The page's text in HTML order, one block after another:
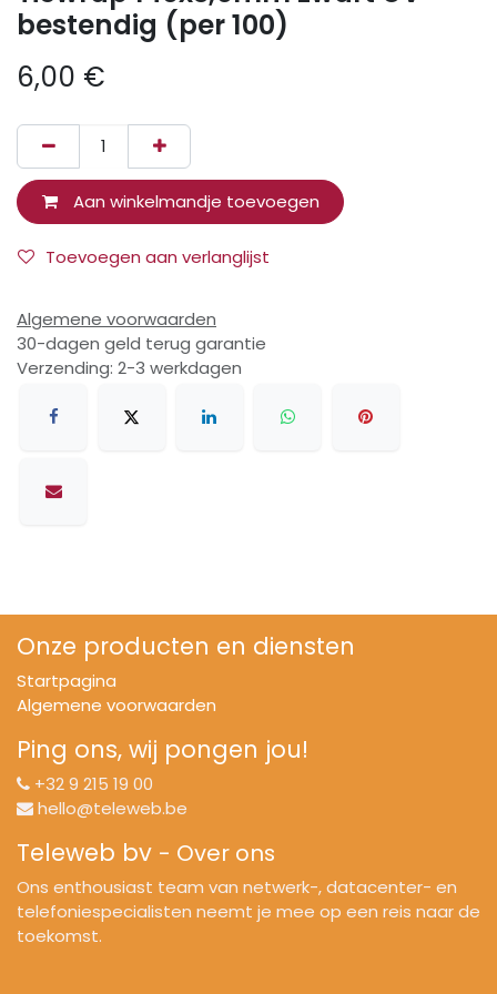
bestendig (per 100)
6,00 €
Aan winkelmandje toevoegen
Toevoegen aan verlanglijst
Algemene voorwaarden
30-dagen geld terug garantie
Verzending: 2-3 werkdagen
Onze producten en diensten
Startpagina
Algemene voorwaarden
Ping ons, wij pongen jou!
+32 9 215 19 00
hello@teleweb.be
Teleweb bv - Over ons
Ons enthousiast team van netwerk-, datacenter- en
telefoniespecialisten neemt je mee op een reis naar de
toekomst.